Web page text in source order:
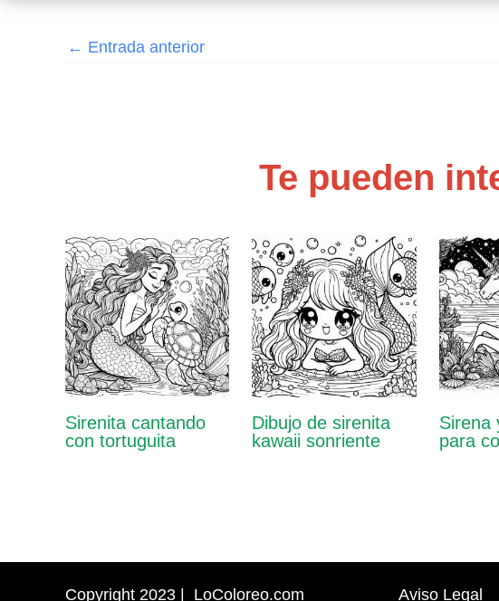
← Entrada anterior
Te pueden
Sirenita cantando
con tortuguita
Dibujo de sirenita
kawaii sonriente
Sirena
para
Copyright 2023 | LoColoreo.com Aviso Legal